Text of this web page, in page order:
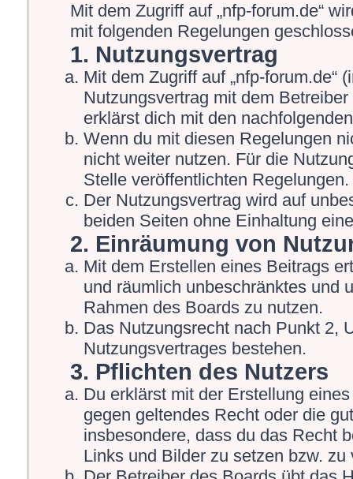
Mit dem Zugriff auf „nfp-forum.de“
mit folgenden Regelungen
1. Nutzungsvertrag
Mit dem Zugriff auf „nfp-forum.de“
Nutzungsvertrag mit dem
erklärst dich mit den
Wenn du mit diesen Regelungen
nicht weiter nutzen. Für die
Stelle veröffentlichten Regelungen.
Der Nutzungsvertrag wird auf
beiden Seiten ohne Einhaltung
2. Einräumung von
Mit dem Erstellen eines Beitrags
und räumlich unbeschränktes und
Rahmen des Boards zu nutzen.
Das Nutzungsrecht nach Punkt 2,
Nutzungsvertrages bestehen.
3. Pflichten des Nutzers
Du erklärst mit der Erstellung
gegen geltendes Recht oder die
insbesondere, dass du das Recht
Links und Bilder zu setzen bzw. zu